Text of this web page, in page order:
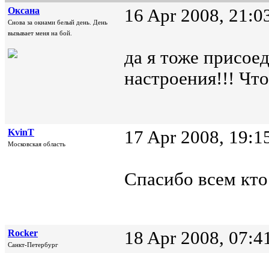
Oксана
Снова за окнами белый день. День
вызывает меня на бой.
16 Apr 2008,
да я тоже
настроения!!!
KvinT
Московская область 17 Apr 2008,
Спасибо всем
Rocker
Санкт-Петербург 18 Apr 2008,